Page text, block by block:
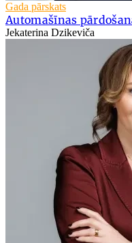
Gada pārskats
Automašīnas
Jekaterina Dzikeviča